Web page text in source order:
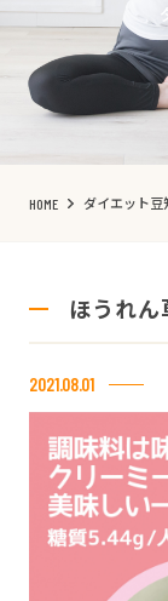
HOME ダイエット豆
ほうれん
2021.08.01